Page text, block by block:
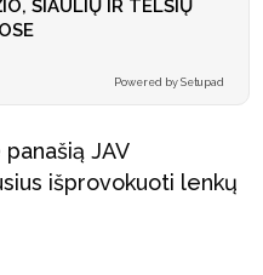
ŠIAULIŲ IR TELŠIŲ
Powered by Setupad
JAV
išprovokuoti lenkų